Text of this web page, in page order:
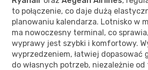
to połączenie, co daje dużą
planowaniu kalendarza. Lotnisko w
ma nowoczesny terminal, co
wyprawy jest szybki i komfortowy.
wyprzedzeniem, łatwiej dopasować
do własnych potrzeb, niezależnie